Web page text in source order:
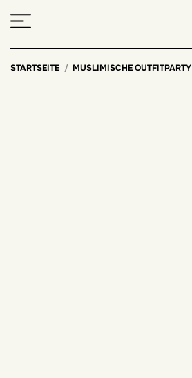
STARTSEITE MUSLIMISCHE OUTFITPARTY